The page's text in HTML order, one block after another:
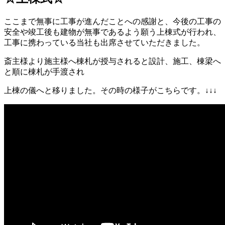
ここまで無事に工事が進んだことへの感謝と、今後の工事の
安全や竣工後も建物が無事であるよう願う上棟式が行われ、
工事に携わっている当社も出席させていただきました。
斎主様より施主様へ棟札が授与されると設計、施工、棟梁へ
と順に棟札が手渡され
上棟の儀へと移りました。その時の様子がこちらです。↓↓↓